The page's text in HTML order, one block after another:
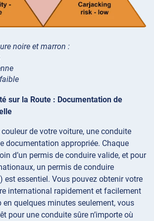
noire et marron :
sur la Route : Documentation de
de votre voiture, une conduite
documentation appropriée. Chaque
d’un permis de conduire valide, et pour
un permis de conduire
est essentiel. Vous pouvez obtenir votre
international rapidement et facilement
en quelques minutes seulement, vous
pour une conduite sûre n’importe où